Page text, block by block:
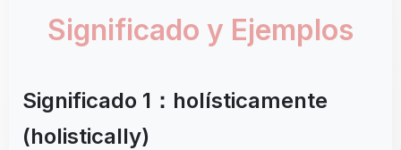
Significado y Ejemplos
Significado 1：holísticamente
(holistically)